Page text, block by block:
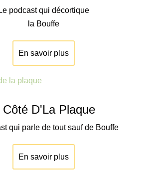
Le podcast qui décortique
la Bouffe
En savoir plus
Côté D'La Plaque
qui parle de tout sauf de Bouffe
En savoir plus